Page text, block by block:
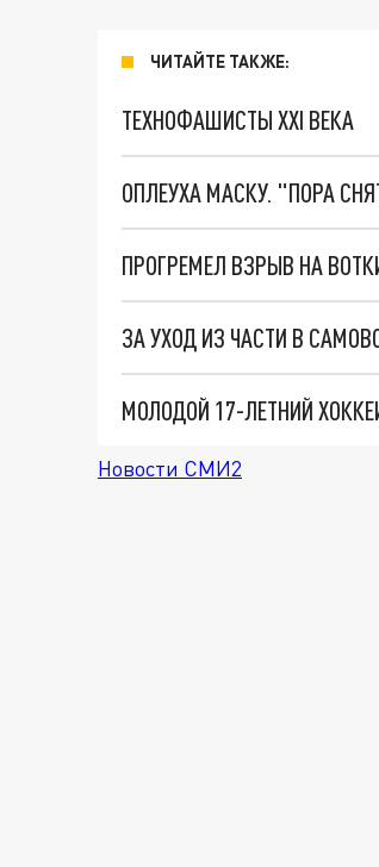
ЧИТАЙТЕ ТАКЖЕ:
ТЕХНОФАШИСТЫ XXI ВЕКА
ОПЛЕУХА МАСКУ. "ПОРА
ПРОГРЕМЕЛ ВЗРЫВ НА
ЗА УХОД ИЗ ЧАСТИ В
МОЛОДОЙ 17-ЛЕТНИЙ
Новости СМИ2